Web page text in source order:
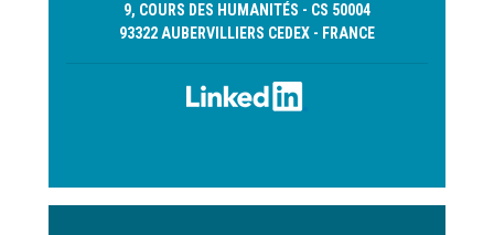
9, COURS DES HUMANITÉS - CS 50004
93322 AUBERVILLIERS CEDEX - FRANCE